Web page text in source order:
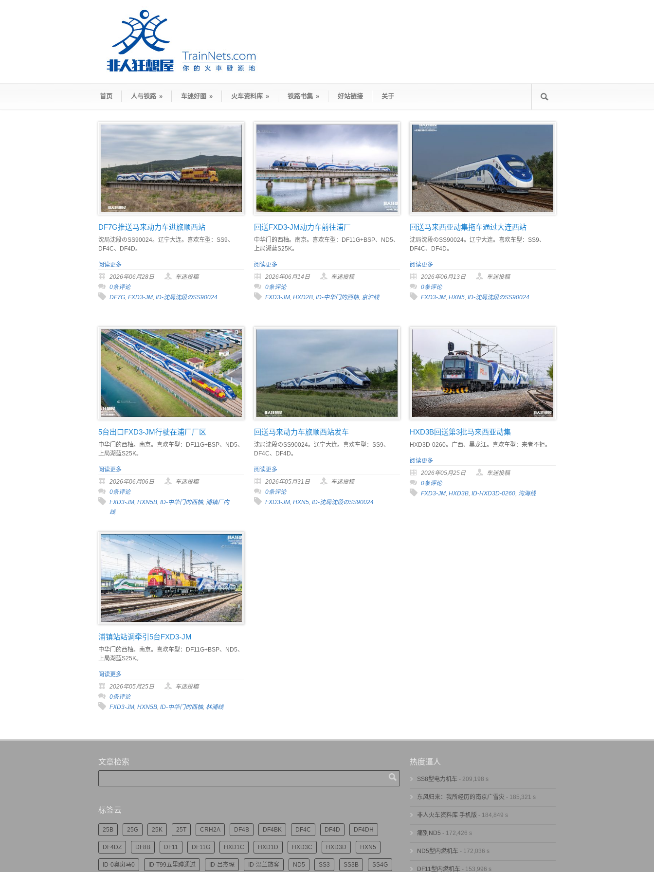
首页 人与铁路 » 车迷好图 » 火车资料库 » 铁路书集 » 好站链接 关于
DF7G推送马来动力车进旅顺西站
沈局沈段のSS90024。辽宁大连。喜欢车型：SS9、
DF4C、DF4D。
阅读更多
2026年06月28日
车迷投稿
0条评论
DF7G, FXD3-JM, ID-沈局沈段のSS90024
回送FXD3-JM动力车前往浦厂
中华门的西柚。南京。喜欢车型：DF11G+BSP、ND5、
上局湖蓝S25K。
阅读更多
2026年06月14日
车迷投稿
0条评论
FXD3-JM, HXD2B, ID-中华门的西柚, 京沪线
回送马来西亚动集拖车通过大连西站
沈局沈段のSS90024。辽宁大连。喜欢车型：SS9、
DF4C、DF4D。
阅读更多
2026年06月13日
车迷投稿
0条评论
FXD3-JM, HXN5, ID-沈局沈段のSS90024
5台出口FXD3-JM行驶在浦厂厂区
中华门的西柚。南京。喜欢车型：DF11G+BSP、ND5、
上局湖蓝S25K。
阅读更多
2026年06月06日
车迷投稿
0条评论
FXD3-JM, HXN5B, ID-中华门的西柚, 浦镇厂内
线
回送马来动力车旅顺西站发车
沈局沈段のSS90024。辽宁大连。喜欢车型：SS9、
DF4C、DF4D。
阅读更多
2026年05月31日
车迷投稿
0条评论
FXD3-JM, HXN5, ID-沈局沈段のSS90024
HXD3B回送第3批马来西亚动集
HXD3D-0260。广西、黑龙江。喜欢车型：来者不拒。
阅读更多
2026年05月25日
车迷投稿
0条评论
FXD3-JM, HXD3B, ID-HXD3D-0260, 沟海线
浦镇站站调牵引5台FXD3-JM
中华门的西柚。南京。喜欢车型：DF11G+BSP、ND5、
上局湖蓝S25K。
阅读更多
2026年05月25日
车迷投稿
0条评论
FXD3-JM, HXN5B, ID-中华门的西柚, 林浦线
文章检索
标签云
25B 25G 25K 25T CRH2A DF4B DF4BK DF4C DF4D DF4DH
DF4DZ DF8B DF11 DF11G HXD1C HXD1D HXD3C HXD3D HXN5
ID-0奥斑马0 ID-T99五里蹲通过 ID-吕杰琛 ID-温兰旅客 ND5 SS3 SS3B SS4G
热度逼人
SS8型电力机车 - 209,198 s
东风归来：我所经历的南京广雪灾 - 185,321 s
非人火车资料库 手机版 - 184,849 s
痛别ND5 - 172,426 s
ND5型内燃机车 - 172,036 s
DF11型内燃机车 - 153,996 s